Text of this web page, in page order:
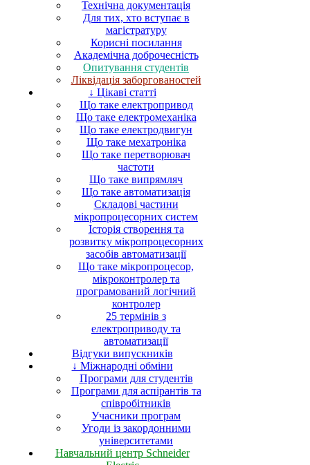
Технічна документація
Для тих, хто вступає в
магістратуру
Корисні посилання
Академічна доброчесність
Опитування студентів
Ліквідація заборгованостей
↓ Цікаві статті
Що таке електропривод
Що таке електромеханіка
Що таке електродвигун
Що таке мехатроніка
Що таке перетворювач
частоти
Що таке випрямляч
Що таке автоматизація
Складові частини
мікропроцесорних систем
Історія створення та
розвитку мікропроцесорних
засобів автоматизації
Що таке мікропроцесор,
мікроконтролер та
програмований логічний
контролер
25 термінів з
електроприводу та
автоматизації
Відгуки випускників
↓ Міжнародні обміни
Програми для студентів
Програми для аспірантів та
співробітників
Учасники програм
Угоди із закордонними
університетами
Навчальний центр Schneider